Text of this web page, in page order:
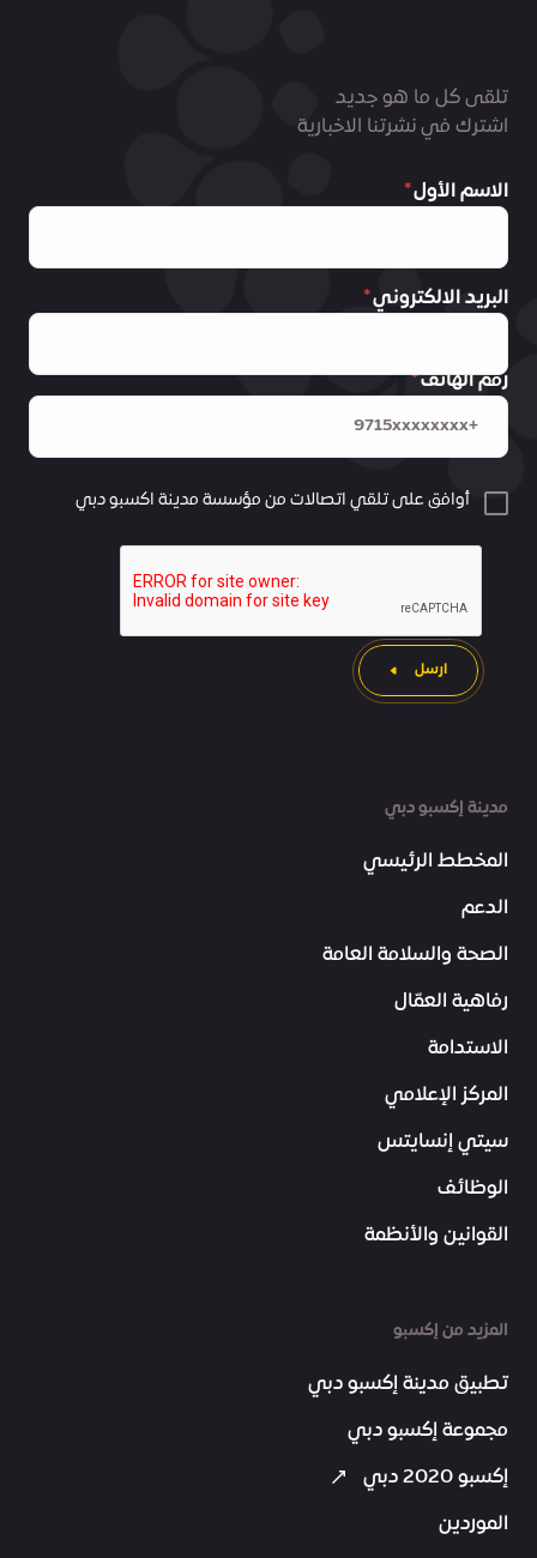
مدينة إكسبو دبي
المخطط الرئيسي
الدعم
الصحة والسلامة العامة
رفاهية العمّال
الاستدامة
المركز الإعلامي
سيتي إنسايتس
الوظائف
القوانين والأنظمة
المزيد من إكسبو
تطبيق مدينة إكسبو دبي
مجموعة إكسبو دبي
إكسبو 2020 دبي
الموردين
تلقى كل ما هو جديد
اشترك في نشرتنا الاخبارية
الاسم الأول
البريد الالكتروني
رقم الهاتف
أوافق على تلقي اتصالات من مؤسسة مدينة اكسبو دبي
ارسل